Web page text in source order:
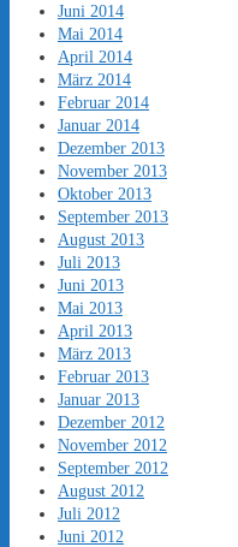
Juni 2014
Mai 2014
April 2014
März 2014
Februar 2014
Januar 2014
Dezember 2013
November 2013
Oktober 2013
September 2013
August 2013
Juli 2013
Juni 2013
Mai 2013
April 2013
März 2013
Februar 2013
Januar 2013
Dezember 2012
November 2012
September 2012
August 2012
Juli 2012
Juni 2012